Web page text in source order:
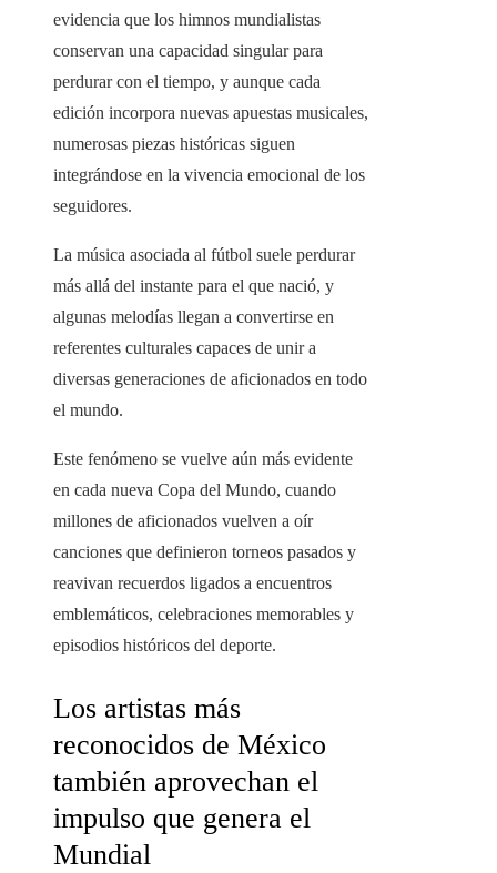
evidencia que los himnos mundialistas
conservan una capacidad singular para
perdurar con el tiempo, y aunque cada
edición incorpora nuevas apuestas musicales,
numerosas piezas históricas siguen
integrándose en la vivencia emocional de los
seguidores.
La música asociada al fútbol suele perdurar
más allá del instante para el que nació, y
algunas melodías llegan a convertirse en
referentes culturales capaces de unir a
diversas generaciones de aficionados en todo
el mundo.
Este fenómeno se vuelve aún más evidente
en cada nueva Copa del Mundo, cuando
millones de aficionados vuelven a oír
canciones que definieron torneos pasados y
reavivan recuerdos ligados a encuentros
emblemáticos, celebraciones memorables y
episodios históricos del deporte.
Los artistas más
reconocidos de México
también aprovechan el
impulso que genera el
Mundial